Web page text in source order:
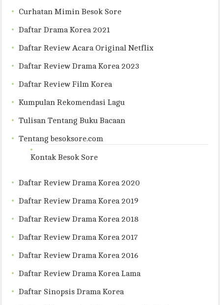
Curhatan Mimin Besok Sore
Daftar Drama Korea 2021
Daftar Review Acara Original Netflix
Daftar Review Drama Korea 2023
Daftar Review Film Korea
Kumpulan Rekomendasi Lagu
Tulisan Tentang Buku Bacaan
Tentang besoksore.com
Kontak Besok Sore
Daftar Review Drama Korea 2020
Daftar Review Drama Korea 2019
Daftar Review Drama Korea 2018
Daftar Review Drama Korea 2017
Daftar Review Drama Korea 2016
Daftar Review Drama Korea Lama
Daftar Sinopsis Drama Korea